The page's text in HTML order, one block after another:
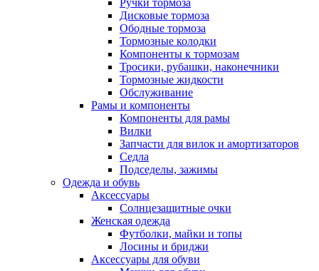
Ручки тормоза
Дисковые тормоза
Ободные тормоза
Тормозные колодки
Компоненты к тормозам
Тросики, рубашки, наконечники
Тормозные жидкости
Обслуживание
Рамы и компоненты
Компоненты для рамы
Вилки
Запчасти для вилок и амортизаторов
Седла
Подседелы, зажимы
Одежда и обувь
Аксессуары
Солнцезащитные очки
Женская одежда
Футболки, майки и топы
Лосины и бриджи
Аксессуары для обуви